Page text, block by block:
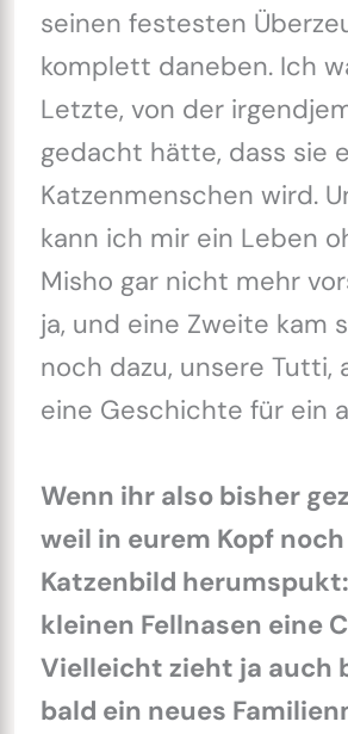
seinen festesten
komplett daneben. Ich
Letzte, von der
gedacht hätte, dass sie
Katzenmenschen wird.
kann ich mir ein Leben
Misho gar nicht mehr
ja, und eine Zweite kam
noch dazu, unsere Tutti,
eine Geschichte für ein
Wenn ihr also bisher
weil in eurem Kopf
Katzenbild
kleinen Fellnasen eine
Vielleicht zieht ja auch
bald ein neues